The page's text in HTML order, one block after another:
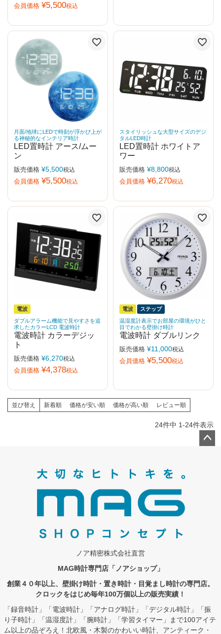
会員価格 ¥5,500税込
月面/地球にLEDで時刻が浮かび上が
る神秘的なインテリア時計
LED置時計 アース/ムー
ン
販売価格 ¥5,500税込
会員価格 ¥5,500税込
スタイリッシュな大型サイズのデジ
タルLED時計
LED置時計 ホワイトア
ワー
販売価格 ¥8,800税込
会員価格 ¥6,270税込
電波
ダブルアラーム機能で見やすさを追
求したカラーLCD 電波時計
電波時計 カラーデジッ
ト
販売価格 ¥6,270税込
会員価格 ¥4,378税込
電波
ステップ
温湿度計表示でお部屋の環境がひと
目でわかる壁掛け時計
電波時計 ダブルリンク
販売価格 ¥11,000税込
会員価格 ¥5,500税込
並び替え 新着順 価格が安い順 価格が高い順 レビュー順
24件中 1-24件表示
ノア精密株式会社直営
MAG時計専門店「ノアショップ」
創業４０年以上、壁掛け時計・置き時計・目覚まし時計の専門店。
クロックをはじめ毎年100万個以上の販売実績！
「録音時計」「電波時計」「アナログ時計」「デジタル時計」「振
り子時計」「温湿度計」「腕時計」「学習タイマー」まで100アイテ
ム以上の品ぞろえ！北欧風・木製のかわいい時計、アンティーク・